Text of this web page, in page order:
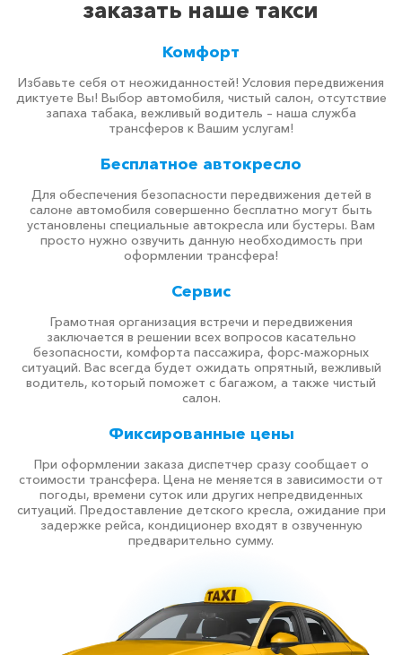
заказать наше такси
Комфорт
Избавьте себя от неожиданностей! Условия передвижения
диктуете Вы! Выбор автомобиля, чистый салон, отсутствие
запаха табака, вежливый водитель – наша служба
трансферов к Вашим услугам!
Бесплатное автокресло
Для обеспечения безопасности передвижения детей в
салоне автомобиля совершенно бесплатно могут быть
установлены специальные автокресла или бустеры. Вам
просто нужно озвучить данную необходимость при
оформлении трансфера!
Сервис
Грамотная организация встречи и передвижения
заключается в решении всех вопросов касательно
безопасности, комфорта пассажира, форс-мажорных
ситуаций. Вас всегда будет ожидать опрятный, вежливый
водитель, который поможет с багажом, а также чистый
салон.
Фиксированные цены
При оформлении заказа диспетчер сразу сообщает о
стоимости трансфера. Цена не меняется в зависимости от
погоды, времени суток или других непредвиденных
ситуаций. Предоставление детского кресла, ожидание при
задержке рейса, кондиционер входят в озвученную
предварительно сумму.